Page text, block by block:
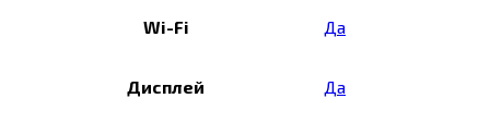
Wi-Fi Да
Дисплей Да